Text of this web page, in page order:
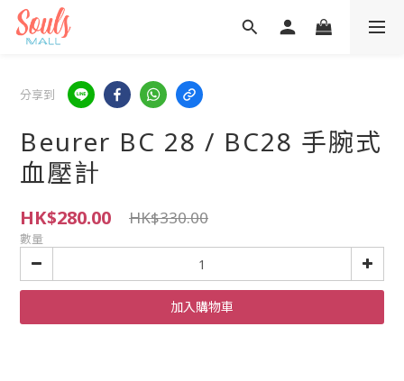
分享到
Beurer BC 28 / BC28 手腕式
血壓計
HK$280.00 HK$330.00
數量
加入購物車